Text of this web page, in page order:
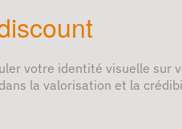
votre identité visuelle sur
la valorisation et la